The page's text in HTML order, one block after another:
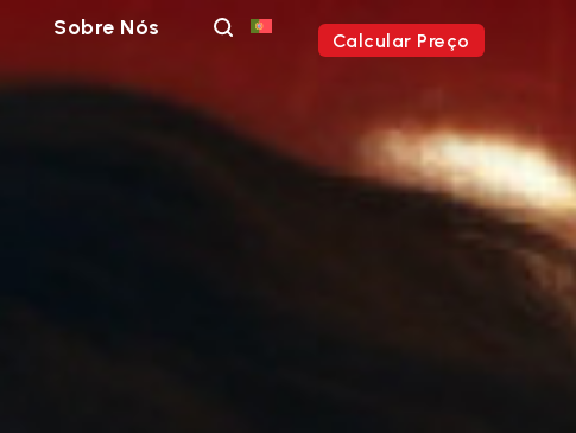
Sobre Nós
Calcular Preço